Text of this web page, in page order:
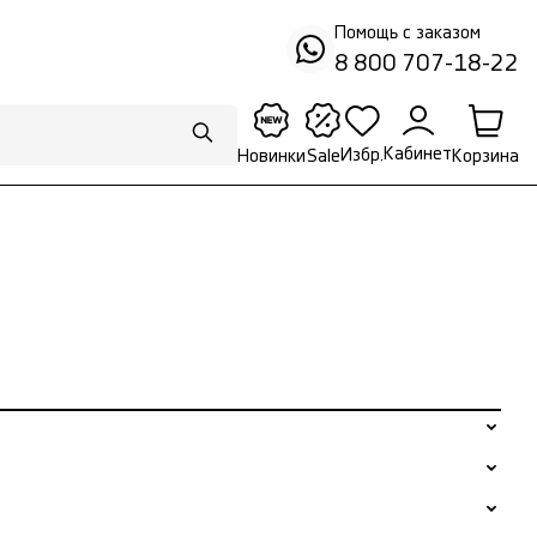
Помощь с заказом
8 800 707-18-22
НовинкиSale Избр. Кабинет Корзина